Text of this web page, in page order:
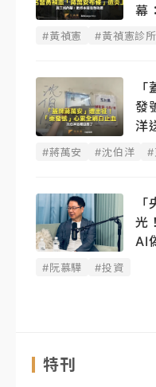
幕
#黃禎憲 #黃禎憲診所
發
洋
#蔣萬安 #沈伯洋 #
光
AI
#阮慕驊 #投資
特刊